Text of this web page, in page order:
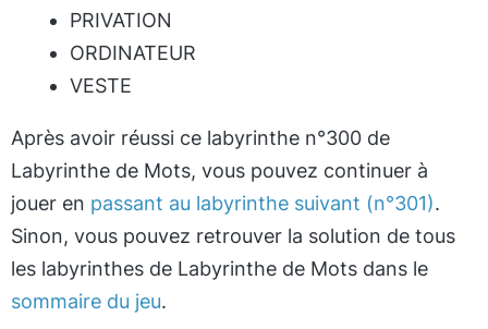
PRIVATION
ORDINATEUR
VESTE
Après avoir réussi ce labyrinthe n°300 de
Labyrinthe de Mots, vous pouvez continuer à
jouer en passant au labyrinthe suivant (n°301).
Sinon, vous pouvez retrouver la solution de tous
les labyrinthes de Labyrinthe de Mots dans le
sommaire du jeu.